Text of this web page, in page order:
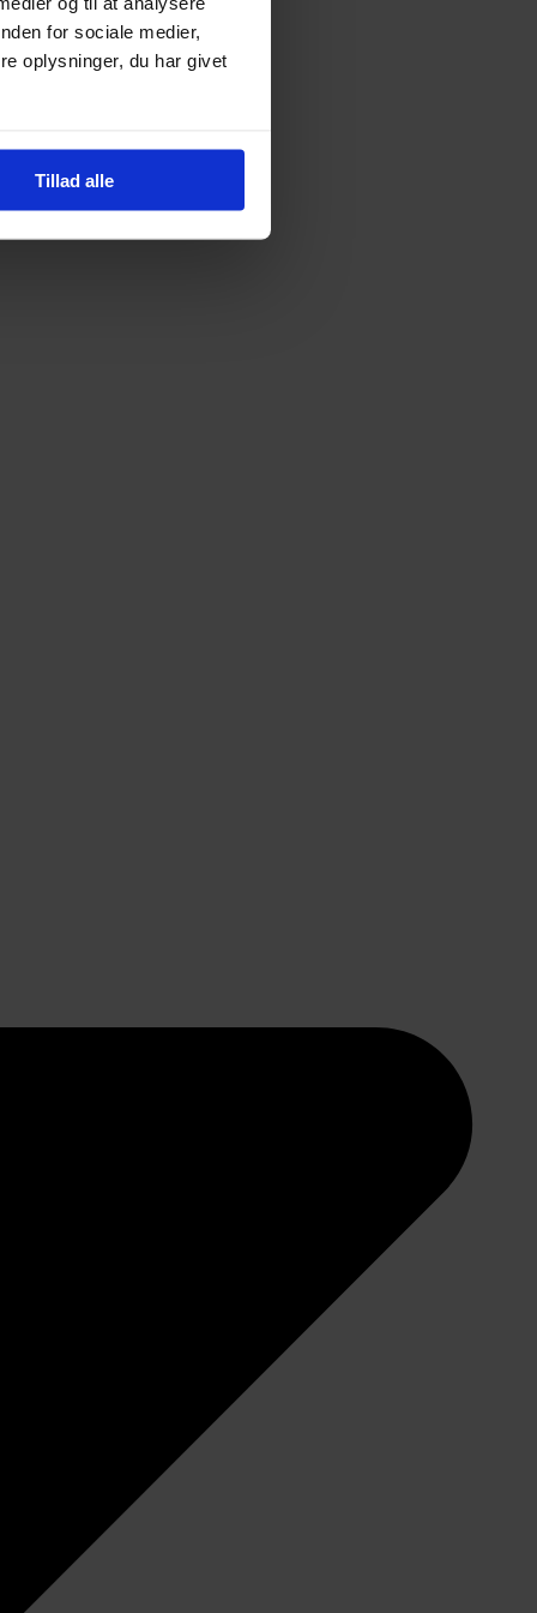
for sociale medier,
oplysninger, du har givet
Tillad alle